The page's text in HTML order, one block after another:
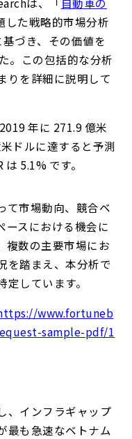
た戦略的市場分析
づき、その価値を
。この包括的な分析
りを詳細に説明して
年に 271.9 億米
ドルに達すると予測
5.1% です。
て市場動向、競合ベ
ースにおける機会に
複数の主要市場にお
を踏まえ、本分析で
しています。
www.fortuneb
sample-pdf/1
、インフラギャップ
最も急速なベトナム